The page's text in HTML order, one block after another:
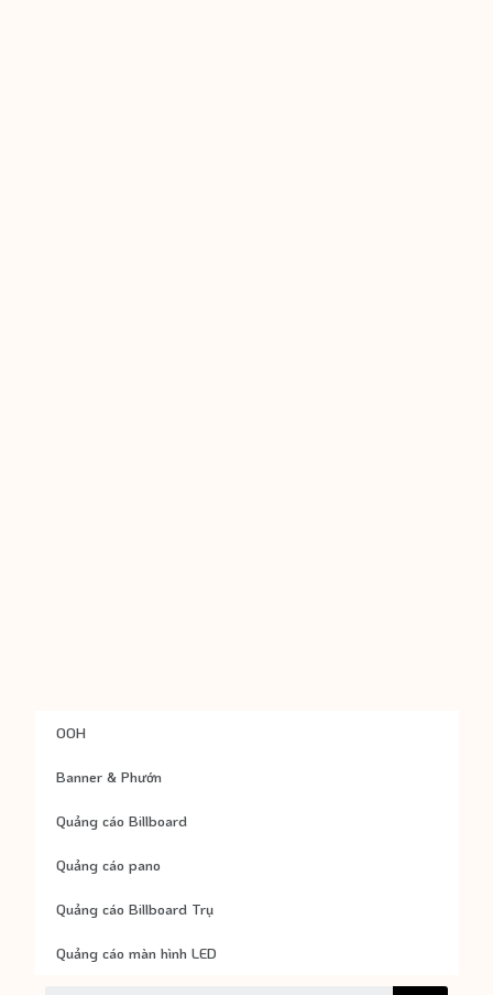
OOH
Banner & Phướn
Quảng cáo Billboard
Quảng cáo pano
Quảng cáo Billboard Trụ
Quảng cáo màn hình LED